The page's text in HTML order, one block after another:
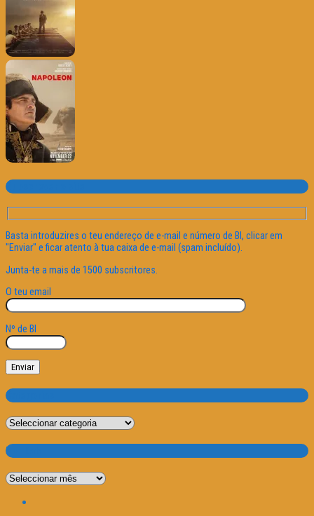
Subscrever o site
Basta introduzires o teu endereço de e-mail e número de BI, clicar em
"Enviar" e ficar atento à tua caixa de e-mail (spam incluído).
Junta-te a mais de 1500 subscritores.
O teu email
Nº de BI
Categorias
Categorias
Por Data
Por